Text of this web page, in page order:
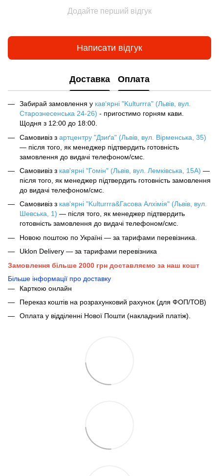
Додайте перший відгук
Написати відгук
Доставка Оплата
Забирай замовлення у кав‘ярні "Kulturrra" (Львів, вул.
Старознесенська 24-26) - пригостимо горням кави.
Щодня з 12:00 до 18:00.
Самовивіз з артцентру "Дзиґа" (Львів, вул. Вірменська, 35)
— після того, як менеджер підтвердить готовність
замовлення до видачі телефоном/смс.
Самовивіз з кав'ярні "Гомін" (Львів, вул. Лемківська, 15А) —
після того, як менеджер підтвердить готовність замовлення
до видачі телефоном/смс.
Самовивіз з кав'ярні "Kulturrra&Гасова Алхімія" (Львів, вул.
Шевська, 1) — після того, як менеджер підтвердить
готовність замовлення до видачі телефоном/смс.
Новою поштою по Україні — за тарифами перевізника.
Uklon Delivery — за тарифами перевізника
Замовлення більше 2000 грн доставляємо за наш кошт
Більше інформації про доставку
Карткою онлайн
Переказ коштів на розрахунковий рахунок (для ФОП/ТОВ)
Оплата у відділенні Нової Пошти (накладний платіж).